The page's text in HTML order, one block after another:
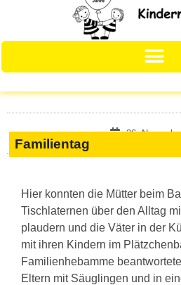
26.
Familientag
Hier konnten die Mütter beim
Tischlaternen über den Alltag
plaudern und die Väter in der
mit ihren Kindern im
Familienhebamme
Eltern mit Säuglingen und in